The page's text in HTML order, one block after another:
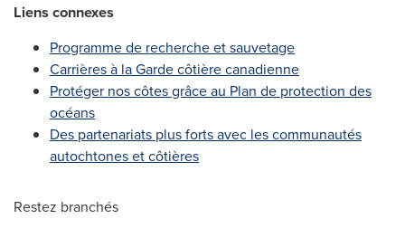
Liens connexes
Programme de recherche et sauvetage
Carrières à la Garde côtière canadienne
Protéger nos côtes grâce au Plan de protection des
océans
Des partenariats plus forts avec les communautés
autochtones et côtières
Restez branchés